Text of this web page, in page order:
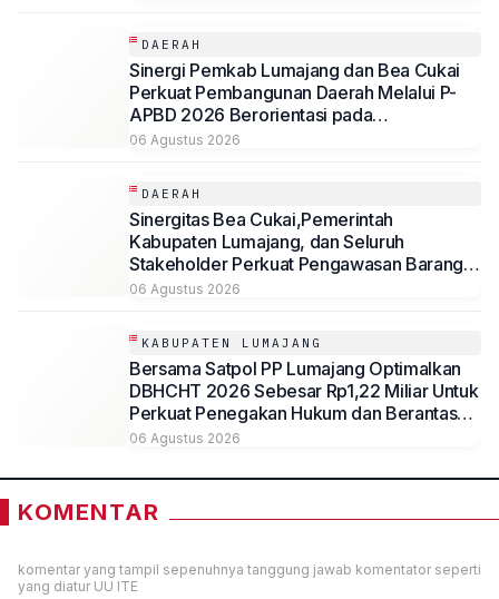
DAERAH
Sinergi Pemkab Lumajang dan Bea Cukai
Perkuat Pembangunan Daerah Melalui P-
APBD 2026 Berorientasi pada
Kesejahteraan Masyarakat
06 Agustus 2026
DAERAH
Sinergitas Bea Cukai,Pemerintah
Kabupaten Lumajang, dan Seluruh
Stakeholder Perkuat Pengawasan Barang
Kena Cukai Ilegal Melalui Pemanfaatan
06 Agustus 2026
KABUPATEN LUMAJANG
Bersama Satpol PP Lumajang Optimalkan
DBHCHT 2026 Sebesar Rp1,22 Miliar Untuk
Perkuat Penegakan Hukum dan Berantas
Rokok Ilegal
06 Agustus 2026
KOMENTAR
komentar yang tampil sepenuhnya tanggung jawab komentator seperti
yang diatur UU ITE